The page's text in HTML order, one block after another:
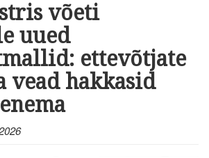
võeti
uued
ettevõtjate
vead hakkasid